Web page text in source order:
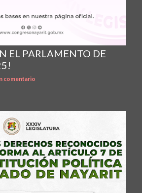
EL PARLAMENTO DE
comentario